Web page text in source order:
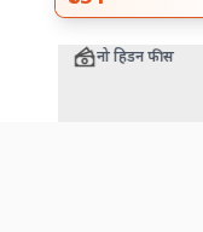
नो हिडन फीस